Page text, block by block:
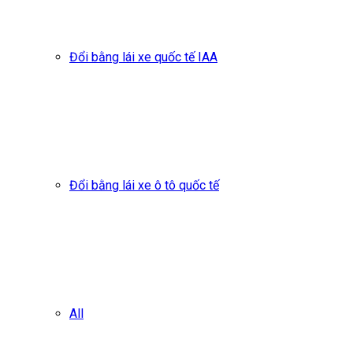
Đổi bằng lái xe quốc tế IAA
Đổi bằng lái xe ô tô quốc tế
All